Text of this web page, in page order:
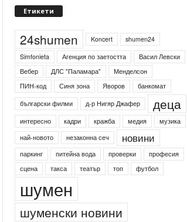
Етикети
24shumen Koncert
shumen24
Simfonieta
Агенция по заетостта
Васил Левски
Вебер
ДЛС "Паламара"
Менделсон
ПИН-код
Синя зона Яворов
банкомат
български филми
д-р Нигяр Джафер деца
интересно кадри кражба медия
музика
най-новото
незаконна сеч новини
паркинг питейна вода проверки
професия
сцена
такса театър топ футбол
шумен
шуменски новини